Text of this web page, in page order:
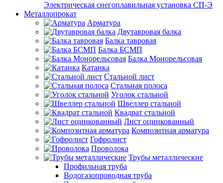
Электрическая снегоплавильная установка СП-Э
Металлопрокат
Арматура
Двутавровая балка
Балка тавровая
Балка БСМП
Балка Монорельсовая
Катанка
Стальной лист
Стальная полоса
Уголок стальной
Швеллер стальной
Квадрат стальной
Лист оцинкованный
Композитная арматура
Гофролист
Проволока
Трубы металлические
Профильная труба
Водогазопроводная труба